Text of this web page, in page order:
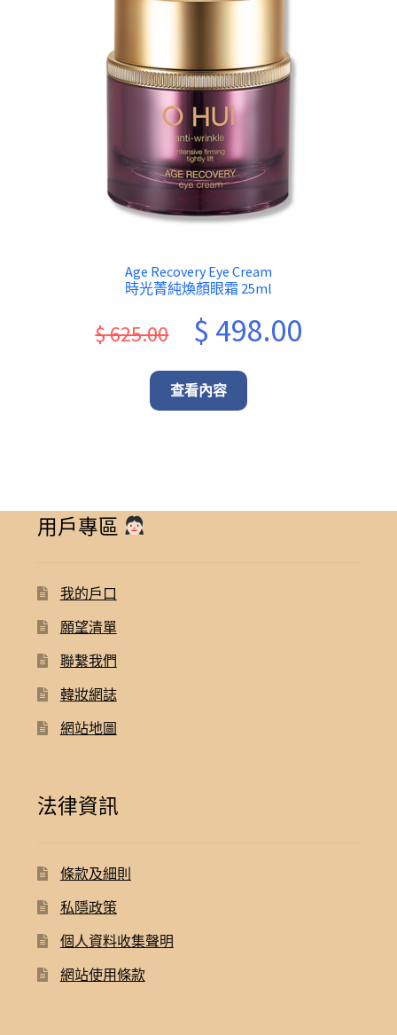
Age Recovery Eye Cream
時光菁純煥顏眼霜 25ml
$625.00
Original
price
was:
$ 498.00Current
查看內容
用戶專區
我的戶口
願望清單
聯繫我們
韓妝網誌
網站地圖
法律資訊
條款及細則
私隱政策
個人資料收集聲明
網站使用條款